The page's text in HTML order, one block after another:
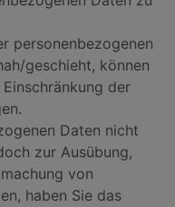
personenbezogenen
geschieht, können
der
Daten nicht
zur Ausübung,
von
haben Sie das